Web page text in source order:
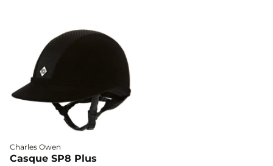
Charles Owen
Casque SP8 Plus